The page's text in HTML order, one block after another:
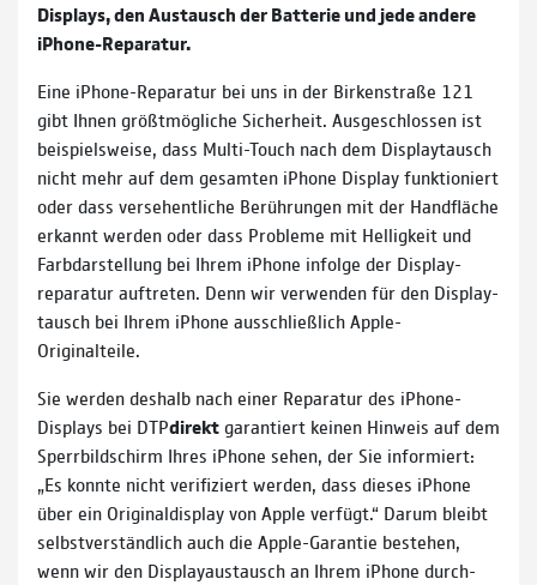
Displays, den Austausch der Batterie und jede andere
iPhone-Reparatur.
Eine iPhone-Reparatur bei uns in der Birken­straße 121
gibt Ihnen größt­mög­liche Sicher­heit. Aus­ge­schlossen ist
bei­spiels­weise, dass Multi-Touch nach dem Display­tausch
nicht mehr auf dem ge­samten iPhone Display funk­tio­niert
oder dass ver­sehent­liche Berüh­run­gen mit der Hand­fläche
erkannt werden oder dass Probleme mit Hellig­keit und
Farb­dar­stellung bei Ihrem iPhone infolge der Display­
reparatur auf­treten. Denn wir ver­wenden für den Display­
tausch bei Ihrem iPhone aus­schließ­lich Apple-
Originalteile.
Sie werden deshalb nach einer Reparatur des iPhone-
Displays bei DTPdirektgaran­tiert keinen Hin­weis auf dem
Sperr­bild­schirm Ihres iPhone sehen, der Sie infor­miert:
„Es konnte nicht veri­fi­ziert werden, dass dieses iPhone
über ein Original­display von Apple verfügt.“ Darum bleibt
selbst­ver­ständ­lich auch die Apple-Garantie be­stehen,
wenn wir den Display­austausch an Ihrem iPhone durch­